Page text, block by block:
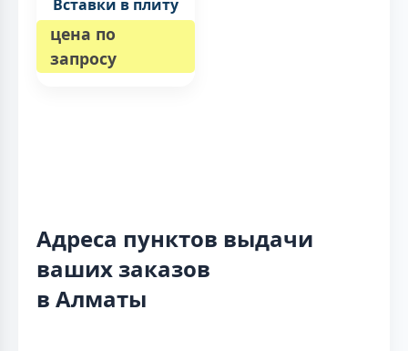
Вставки в плиту
цена по
запросу
Адреса пунктов выдачи
ваших заказов
в Алматы